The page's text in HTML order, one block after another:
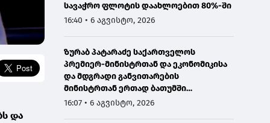
და
სავაჭრო ფლოტის დაახლოებით 80%-ში
16:40 • 6 აგვისტო, 2026
ზურაბ პატარაძე საქართველოს
პრემიერ-მინისტრთან და ეკონომიკისა
და მდგრადი განვითარების
მინისტრთან ერთად ბათუმში
მნიშვნელოვან ინფრასტრუქტურულ
16:07 • 6 აგვისტო, 2026